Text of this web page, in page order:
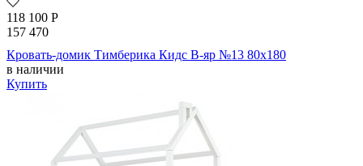
118 100 Р
157 470
Кровать-домик Тимберика Кидс В-яр №13 80х180
в наличии
Купить